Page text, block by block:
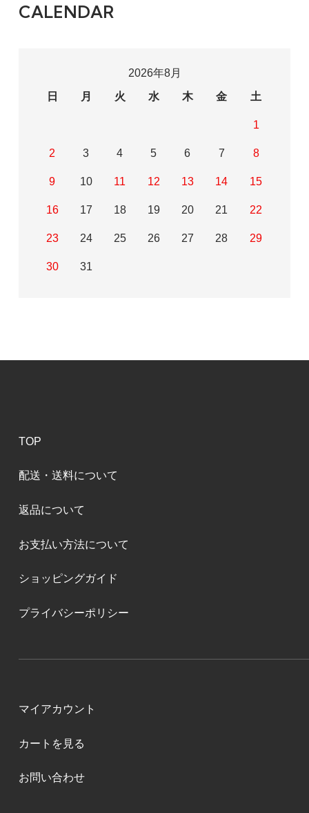
CALENDAR
2026年8月
日
月 火 水 木 金 土
1
2 3 4 5 6 7 8
9 10 11 12 13 14 15
16 17 18 19 20 21 22
23 24 25 26 27 28 29
30 31
TOP
配送・送料について
返品について
お支払い方法について
ショッピングガイド
プライバシーポリシー
マイアカウント
カートを見る
お問い合わせ